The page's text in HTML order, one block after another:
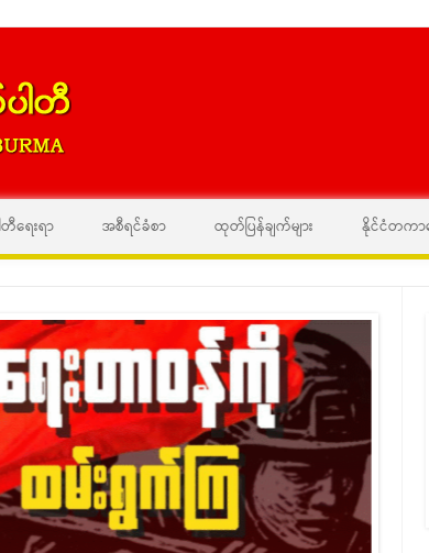
တီရေးရာ အစီရင်ခံစာ ထုတ်ပြန်ချက်များ နိုင်ငံတကာ
ဗမာပ